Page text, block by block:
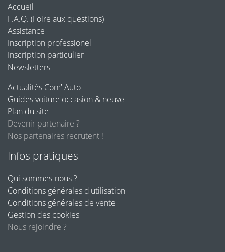
Accueil
F.A.Q. (Foire aux questions)
Assistance
Inscription professionel
Inscription particulier
Newsletters
Actualités Com' Auto
Guides voiture occasion & neuve
Plan du site
Devenir partenaire ?
Nos partenaires recrutent !
Infos pratiques
Qui sommes-nous ?
Conditions générales d'utilisation
Conditions générales de vente
Gestion des cookies
Nous rejoindre ?